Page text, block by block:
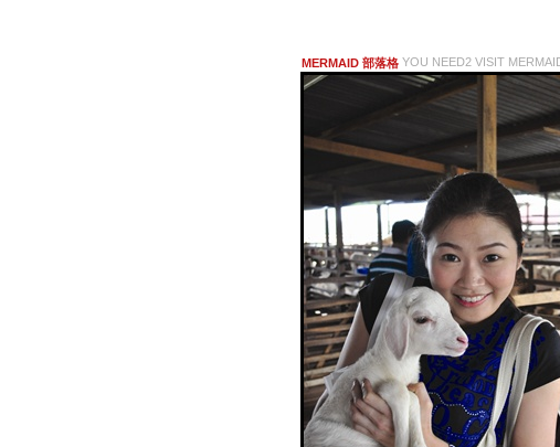
MERMAID 部落格 YOU NEED2 VISIT